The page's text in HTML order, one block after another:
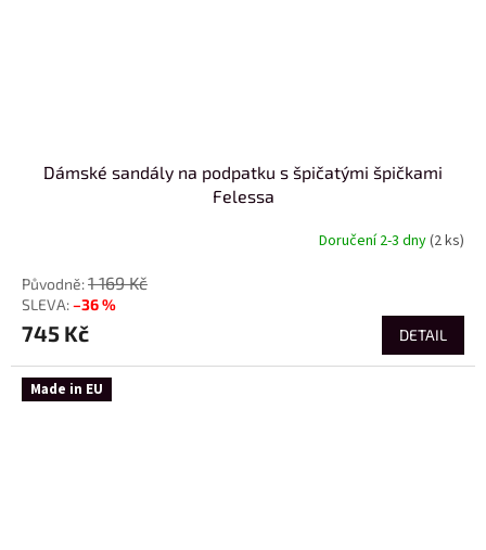
Dámské sandály na podpatku s špičatými špičkami
Felessa
Doručení 2-3 dny(2 ks)
1 169 Kč
–36 %
745 Kč DETAIL
Made in EU